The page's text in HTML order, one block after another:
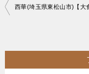
投
ビ
ゲ